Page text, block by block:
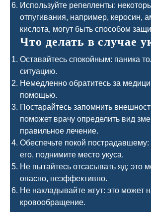
Используйте репелленты:
отпугивания, например, керосин,
кислота, могут быть способом
Что делать в случае
Оставайтесь спокойным: паника
ситуацию.
Немедленно обратитесь за
помощью.
Постарайтесь запомнить
поможет врачу определить вид
правильное лечение.
Обеспечьте покой пострадавшему:
его, поднимите место укуса.
Не пытайтесь отсасывать яд: это
опасно, неэффективно.
Не накладывайте жгут: это может
кровообращение.